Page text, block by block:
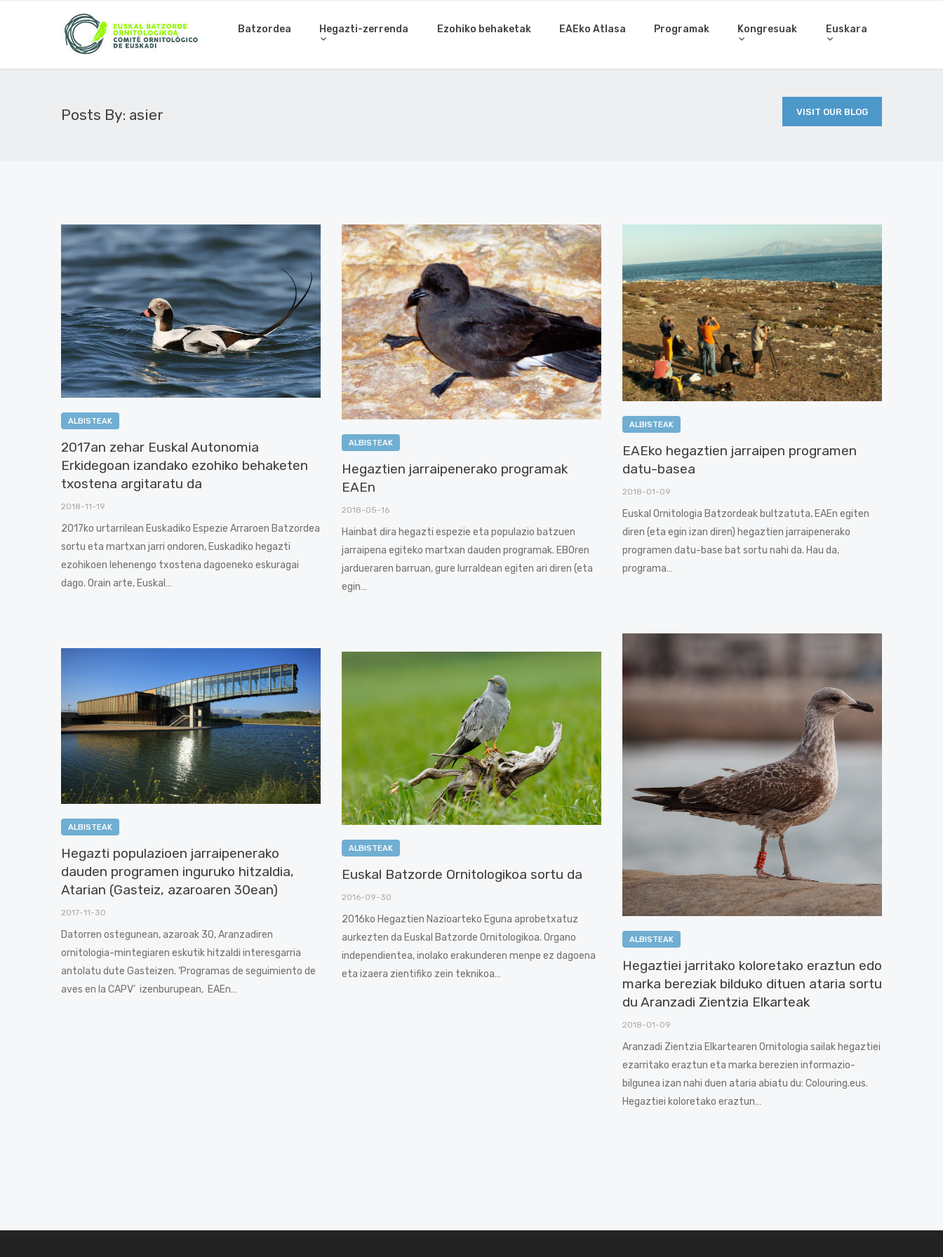
Batzordea Hegazti-zerrenda Ezohiko behaketak EAEko Atlasa Programak Kongresuak Euskara
Posts By: asier VISIT OUR BLOG
ALBISTEAK
2017an zehar Euskal Autonomia
Erkidegoan izandako ezohiko behaketen
txostena argitaratu da
2018-11-19
2017ko urtarrilean Euskadiko Espezie Arraroen Batzordea
sortu eta martxan jarri ondoren, Euskadiko hegazti
ezohikoen lehenengo txostena dagoeneko eskuragai
dago. Orain arte, Euskal…
ALBISTEAK
Hegaztien jarraipenerako programak
EAEn
2018-05-16
Hainbat dira hegazti espezie eta populazio batzuen
jarraipena egiteko martxan dauden programak. EBOren
jardueraren barruan, gure lurraldean egiten ari diren (eta
egin…
ALBISTEAK
EAEko hegaztien jarraipen programen
datu-basea
2018-01-09
Euskal Ornitologia Batzordeak bultzatuta, EAEn egiten
diren (eta egin izan diren) hegaztien jarraipenerako
programen datu-base bat sortu nahi da. Hau da,
programa…
ALBISTEAK
Hegaztiei jarritako koloretako eraztun edo
marka bereziak bilduko dituen ataria sortu
du Aranzadi Zientzia Elkarteak
2018-01-09
Aranzadi Zientzia Elkartearen Ornitologia sailak hegaztiei
ezarritako eraztun eta marka berezien informazio-
bilgunea izan nahi duen ataria abiatu du: Colouring.eus.
Hegaztiei koloretako eraztun…
ALBISTEAK
Hegazti populazioen jarraipenerako
dauden programen inguruko hitzaldia,
Atarian (Gasteiz, azaroaren 30ean)
2017-11-30
Datorren ostegunean, azaroak 30, Aranzadiren
ornitologia-mintegiaren eskutik hitzaldi interesgarria
antolatu dute Gasteizen. ‘Programas de seguimiento de
aves en la CAPV’ izenburupean, EAEn…
ALBISTEAK
Euskal Batzorde Ornitologikoa sortu da
2016-09-30
2016ko Hegaztien Nazioarteko Eguna aprobetxatuz
aurkezten da Euskal Batzorde Ornitologikoa. Organo
independientea, inolako erakunderen menpe ez dagoena
eta izaera zientifiko zein teknikoa…